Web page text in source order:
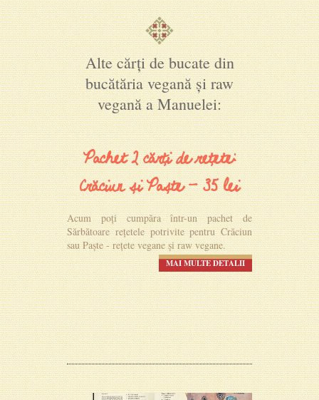
Alte cărți de bucate din
bucătăria vegană și raw
vegană a Manuelei:
Pachet 2 cărți de rețete:
Crăciun și Paște - 35 lei
Acum poți cumpăra într-un pachet de
Sărbătoare rețetele potrivite pentru Crăciun
sau Paște - rețete vegane și raw vegane.
MAI MULTE DETALII